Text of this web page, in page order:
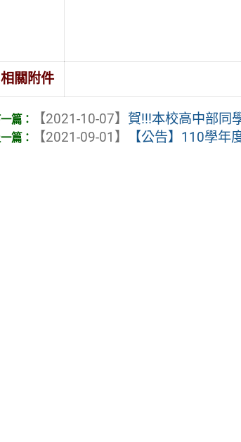
相關附件
【2021-10-07】賀!!!本校高中部同
【2021-09-01】
【公告】110學年